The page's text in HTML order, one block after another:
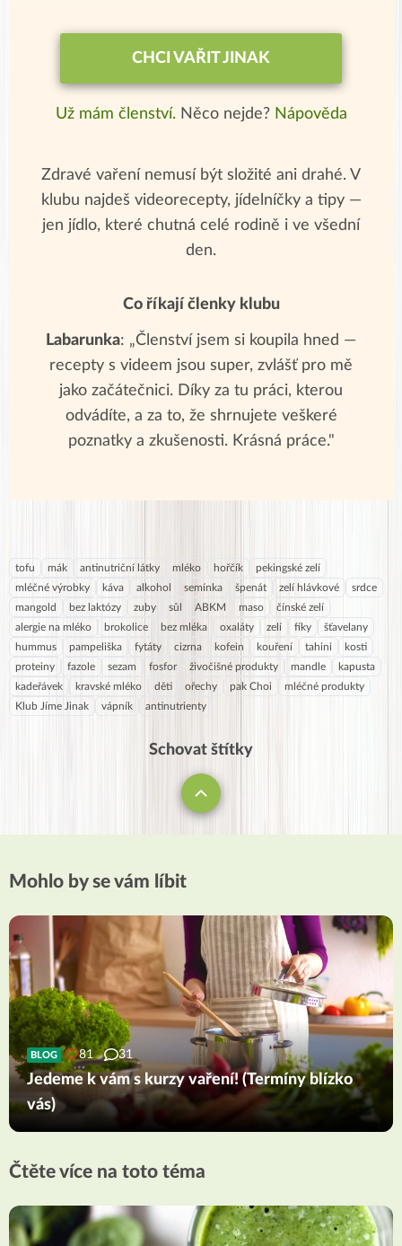
CHCI VAŘIT JINAK
Už mám členství. Něco nejde? Nápověda
Zdravé vaření nemusí být složité ani drahé. V
klubu najdeš videorecepty, jídelníčky a tipy —
jen jídlo, které chutná celé rodině i ve všední
den.
Co říkají členky klubu
Labarunka: „Členství jsem si koupila hned —
recepty s videem jsou super, zvlášť pro mě
jako začátečnici. Díky za tu práci, kterou
odvádíte, a za to, že shrnujete veškeré
poznatky a zkušenosti. Krásná práce."
tofu mák antinutriční látky mléko hořčík
pekingské zelí
mléčné výrobky
káva alkohol semínka špenát zelí hlávkové
srdce
mangold
bez laktózy zuby sůl ABKM maso
čínské zelí
alergie na mléko
brokolice bez mléka oxaláty zelí fíky
šťavelany
hummus
pampeliška fytáty cizrna kofein kouření tahini
kosti
proteiny
fazole sezam fosfor živočišné produkty mandle
kapusta
kadeřávek
kravské mléko děti ořechy pak Choi
mléčné produkty
Klub Jíme Jinak
vápník antinutrienty
Schovat štítky
Mohlo by se vám líbit
BLOG 81 31
Jedeme k vám s kurzy vaření! (Termíny blízko
vás)
Čtěte více na toto téma